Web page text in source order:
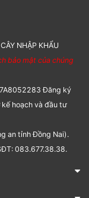
NHẬP KHẨU
bảo mật của chúng
Đăng ký
kế hoạch và đầu tư
an tỉnh Đồng Nai).
083.677.38.38.